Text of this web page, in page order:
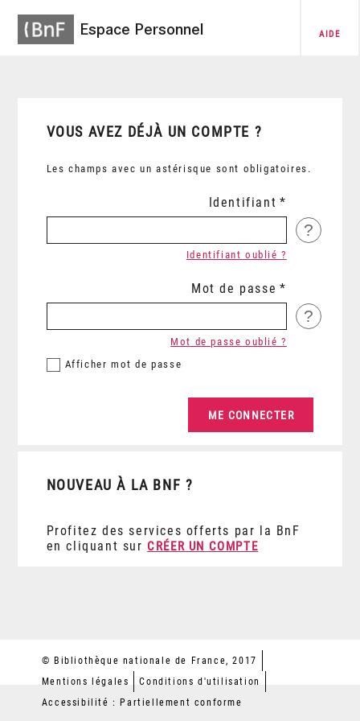
Espace Personnel AIDE
VOUS AVEZ DÉJÀ UN COMPTE ?
Les champs avec un astérisque sont obligatoires.
Identifiant
?
Identifiant oublié ?
Mot de passe
?
Afficher mot de passe
Mot de passe oublié ?
NOUVEAU À LA BNF ?
Profitez des services offerts par la BnF
en cliquant sur CRÉER UN COMPTE
© Bibliothèque nationale de France, 2017
Mentions légales
Conditions d'utilisation
Accessibilité : Partiellement conforme